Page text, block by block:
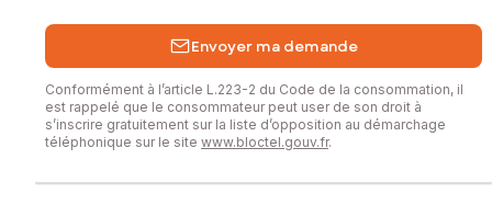
Envoyer ma demande
Conformément à l’article L.223-2 du Code de la consommation, il
est rappelé que le consommateur peut user de son droit à
s’inscrire gratuitement sur la liste d’opposition au démarchage
téléphonique sur le site www.bloctel.gouv.fr.